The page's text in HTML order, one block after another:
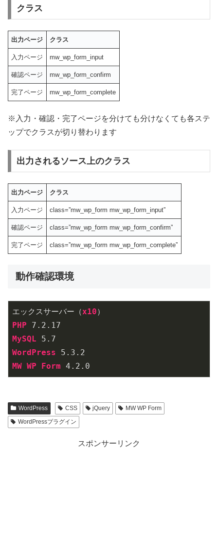
クラス
出力ページ クラス
入力ページ mw_wp_form_input
確認ページ mw_wp_form_confirm
完了ページ mw_wp_form_complete
※入力・確認・完了ページを分けても分けなくても各ステ
ップでクラスが切り替わります
出力されるソース上のクラス
出力ページ クラス
入力ページ class=”mw_wp_form mw_wp_form_input”
確認ページ class=”mw_wp_form mw_wp_form_confirm”
完了ページ class=”mw_wp_form mw_wp_form_complete”
動作確認環境
エックスサーバー（x10
PHP 7 .2 .17
MySQL 5 .7
WordPress 5 .3 .2
MW WP Form 4 .2 .0
WordPress CSS jQuery
MW WP Form
WordPressプラグイン
スポンサーリンク